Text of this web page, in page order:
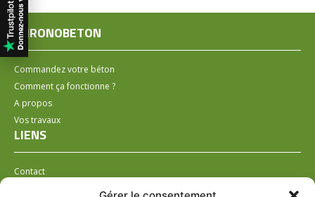
CHRONOBETON
Commandez votre béton
Comment ça fonctionne ?
A propos
Vos travaux
LIENS
Contact